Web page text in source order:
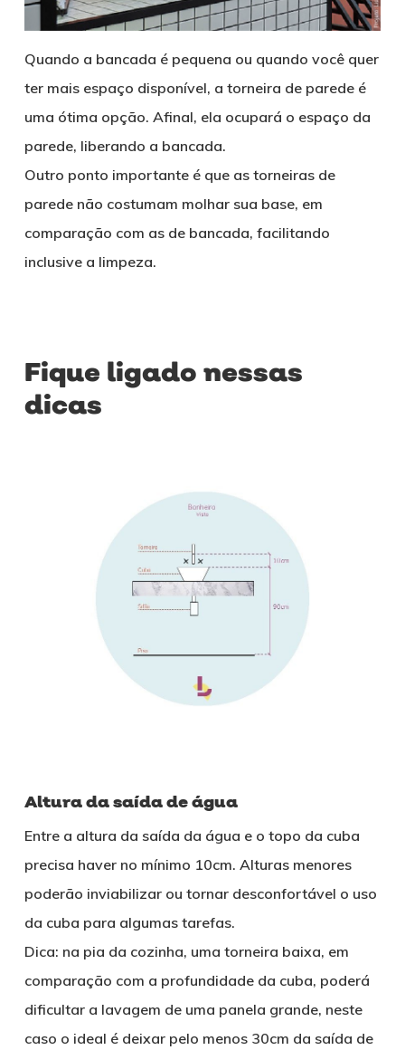
Quando a bancada é pequena ou quando você quer
ter mais espaço disponível, a torneira de parede é
uma ótima opção. Afinal, ela ocupará o espaço da
parede, liberando a bancada.
Outro ponto importante é que as torneiras de
parede não costumam molhar sua base, em
comparação com as de bancada, facilitando
inclusive a limpeza.
Fique ligado nessas
dicas
Altura da saída de água
Entre a altura da saída da água e o topo da cuba
precisa haver no mínimo 10cm. Alturas menores
poderão inviabilizar ou tornar desconfortável o uso
da cuba para algumas tarefas.
Dica: na pia da cozinha, uma torneira baixa, em
comparação com a profundidade da cuba, poderá
dificultar a lavagem de uma panela grande, neste
caso o ideal é deixar pelo menos 30cm da saída de